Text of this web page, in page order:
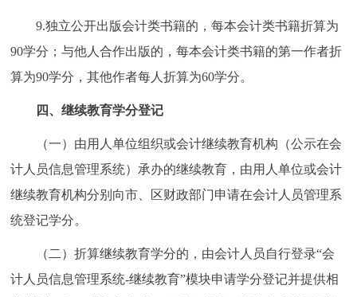
9.独立公开出版会计类书籍的，每本会计类书籍折算为
90学分；与他人合作出版的，每本会计类书籍的第一作者折
算为90学分，其他作者每人折算为60学分。
四、继续教育学分登记
（一）由用人单位组织或会计继续教育机构（公示在会
计人员信息管理系统）承办的继续教育，由用人单位或会计
继续教育机构分别向市、区财政部门申请在会计人员管理系
统登记学分。
（二）折算继续教育学分的，由会计人员自行登录“会
计人员信息管理系统-继续教育”模块申请学分登记并提供相